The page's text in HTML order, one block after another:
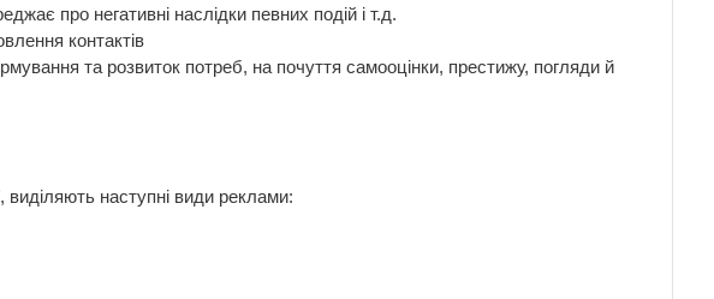
про негативні наслідки певних подій і т.д.
контактів
та розвиток потреб, на почуття самооцінки, престижу, погляди й
виділяють наступні види реклами: